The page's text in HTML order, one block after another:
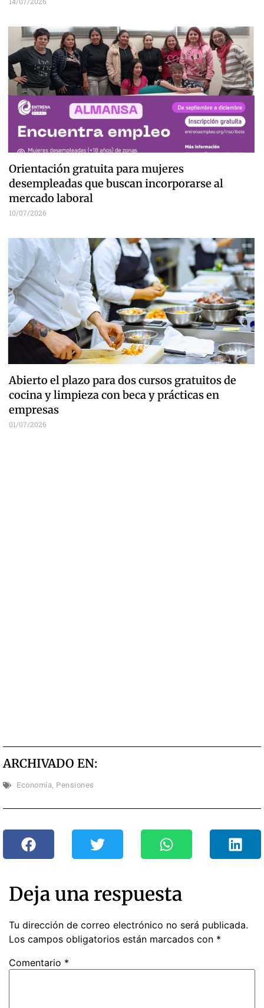
Orientación gratuita para mujeres
desempleadas que buscan incorporarse al
mercado laboral
10/07/2026
Abierto el plazo para dos cursos gratuitos de
cocina y limpieza con beca y prácticas en
empresas
01/07/2026
ARCHIVADO EN:
Economía, Pensiones
Deja una respuesta
Tu dirección de correo electrónico no será publicada.
Los campos obligatorios están marcados con *
Comentario *